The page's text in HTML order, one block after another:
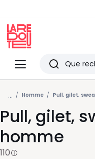
Menu
Redoute
Rechercher
Derniers
articles
vus
... Homme Pull, gilet,
Pull, gilet,
homme
110